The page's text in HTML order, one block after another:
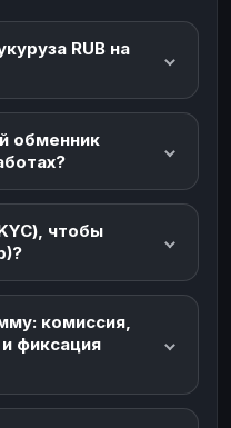
RUB на
обменник
чтобы
комиссия,
фиксация